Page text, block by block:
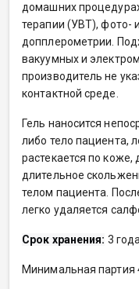
домашних
терапии (УВТ), фото-
допплерометрии.
вакуумных и
производитель не
контактной среде.
Гель наносится
либо тело пациента,
растекается по коже,
длительное
телом пациента.
легко удаляется
Срок хранения: 3
Минимальная партия